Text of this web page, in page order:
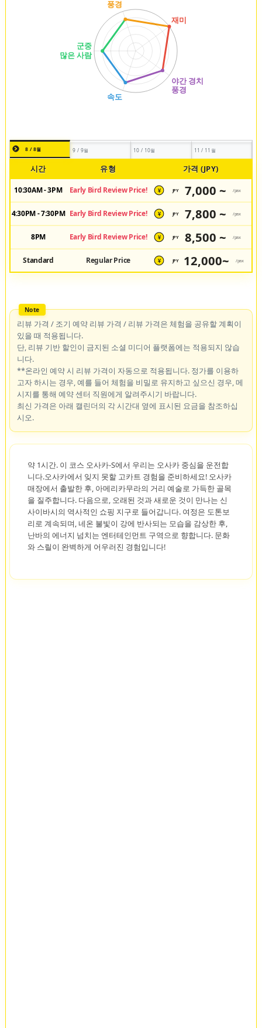
8 / 8월 9 / 9월 10 / 10월 11 / 11월
시간 유형 가격 (JPY)
10:30AM - 3PM Early Bird Review Price! ¥ JPY 7,000 ~ /pax
4:30PM - 7:30PM Early Bird Review Price! ¥ JPY 7,800 ~ /pax
8PM Early Bird Review Price! ¥ JPY 8,500 ~ /pax
Standard Regular Price ¥ JPY 12,000~ /pax
리뷰 가격 / 조기 예약 리뷰 가격 / 리뷰 가격은 체험을 공유할 계획이
있을 때 적용됩니다.
단, 리뷰 기반 할인이 금지된 소셜 미디어 플랫폼에는 적용되지 않습
니다.
**온라인 예약 시 리뷰 가격이 자동으로 적용됩니다. 정가를 이용하
고자 하시는 경우, 예를 들어 체험을 비밀로 유지하고 싶으신 경우, 메
시지를 통해 예약 센터 직원에게 알려주시기 바랍니다.
최신 가격은 아래 캘린더의 각 시간대 옆에 표시된 요금을 참조하십
시오.
약 1시간. 이 코스 오사카-S에서 우리는 오사카 중심을 운전합
니다.오사카에서 잊지 못할 고카트 경험을 준비하세요! 오사카
매장에서 출발한 후, 아메리카무라의 거리 예술로 가득한 골목
을 질주합니다. 다음으로, 오래된 것과 새로운 것이 만나는 신
사이바시의 역사적인 쇼핑 지구로 들어갑니다. 여정은 도톤보
리로 계속되며, 네온 불빛이 강에 반사되는 모습을 감상한 후,
난바의 에너지 넘치는 엔터테인먼트 구역으로 향합니다. 문화
와 스릴이 완벽하게 어우러진 경험입니다!